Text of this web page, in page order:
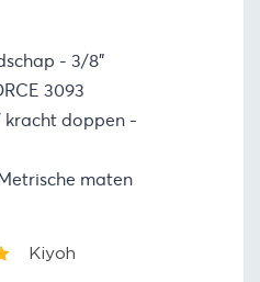
3/8"
3093
doppen
maten